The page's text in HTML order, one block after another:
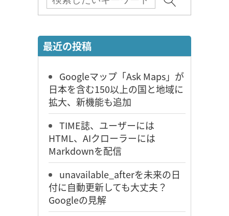
最近の投稿
Googleマップ「Ask Maps」が
日本を含む150以上の国と地域に
拡大、新機能も追加
TIME誌、ユーザーには
HTML、AIクローラーには
Markdownを配信
unavailable_afterを未来の日
付に自動更新しても大丈夫？
Googleの見解